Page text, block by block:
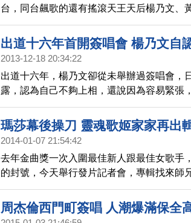
台，同台飆歌的還有搖滾天王天后楊乃文、
等藝人，接力連唱8小時，就是要high翻現
限。
出道十六年首開簽唱會 楊乃文自
2013-12-18 20:34:22
出道十六年，楊乃文卻從未舉辦過簽唱會，
露，認為自己不夠上相，還說因為容易緊張
酒，放鬆情緒。不過這次發行第五張專輯，
高雄舉辦兩場簽唱會。
瑪莎幕後操刀 靈魂歌姬家家再出
2014-01-07 21:54:42
去年金曲獎一次入圍最佳新人跟最佳女歌手
的封號，今天舉行發片記者會，專輯找來師
公司還送上金曲獎蛋糕，期盼獲獎。
周杰倫西門町簽唱 人潮爆滿保全